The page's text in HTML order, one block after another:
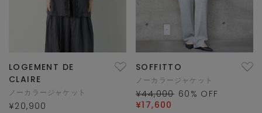
LOGEMENT DE
CLAIRE
ノーカラージャケット
¥20,900
SOFFITTO
ノーカラージャケット
¥44,000 60 % OFF
¥17,600